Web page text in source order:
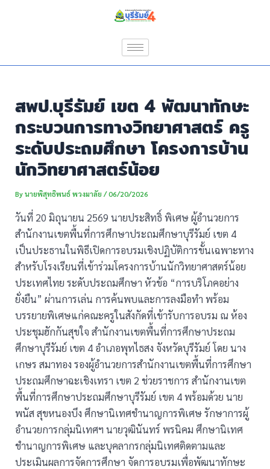
สพป.บุรีรัมย์ เขต 4 พัฒนาทักษะ
กระบวนการทางวิทยาศาสตร์ ครู
ระดับประถมศึกษา โครงการบ้าน
นักวิทยาศาสตร์น้อย
Byนายพิสุทธิพนธ์ พวงมาลัย/06/20/2026
วันที่ 20 มิถุนายน 2569 นายประสิทธิ์ พิเศษ ผู้อำนวยการ
สำนักงานเขตพื้นที่การศึกษาประถมศึกษาบุรีรัมย์ เขต 4
เป็นประธานในพิธีเปิดการอบรมเชิงปฏิบัติการขั้นเฉพาะทาง
สำหรับโรงเรียนที่เข้าร่วมโครงการบ้านนักวิทยาศาสตร์น้อย
ประเทศไทย ระดับประถมศึกษา หัวข้อ “การบริโภคอย่าง
ยั่งยืน” ผ่านการเล่น การค้นพบและการลงมือทำ พร้อม
บรรยายพิเศษแก่คณะครูในสังกัดที่เข้ารับการอบรม ณ ห้อง
ประชุมฮักกันสุขใจ สำนักงานเขตพื้นที่การศึกษาประถม
ศึกษาบุรีรัมย์ เขต 4 อำเภอพุทไธสง จังหวัดบุรีรัมย์ โดย นาง
เกษร สมาทอง รองผู้อำนวยการสำนักงานเขตพื้นที่การศึกษา
ประถมศึกษาฉะเชิงเทรา เขต 2 ช่วยราชการ สำนักงานเขต
พื้นที่การศึกษาประถมศึกษาบุรีรัมย์ เขต 4 พร้อมด้วย นาย
พนัส สุขหนองบึง ศึกษานิเทศชำนาญการพิเศษ รักษาการผู้
อำนวยการกลุ่มนิเทศฯ นายวุฒินันทร์ พรนิคม ศึกษานิเทศ
ชำนาญการพิเศษ และบุคลากรกลุ่มนิเทศติดตามและ
ประเมินผลการจัดการศึกษา จัดการอบรมเพื่อพัฒนาทักษะ